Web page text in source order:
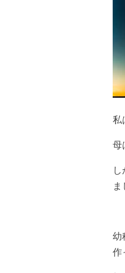
私
母
ま
幼
作